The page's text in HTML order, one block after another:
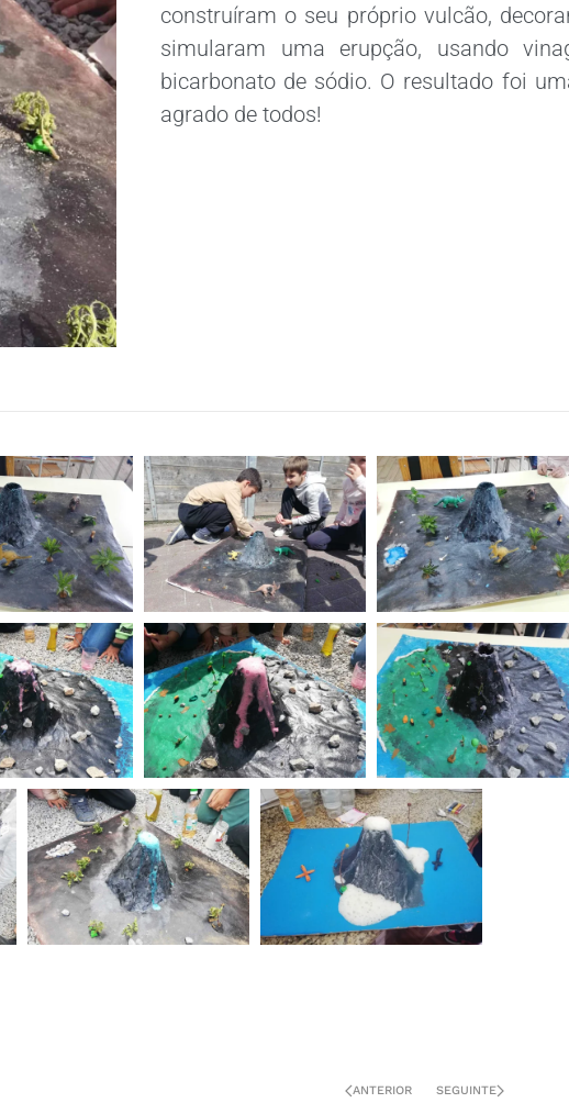
construíram o seu próprio vulcão,
simularam uma erupção, usando
bicarbonato de sódio. O resultado foi
agrado de todos!
ZOOM ZOOM ZOOM
ZOOM ZOOM ZOOM
ZOOM ZOOM
ANTERIOR SEGUINTE